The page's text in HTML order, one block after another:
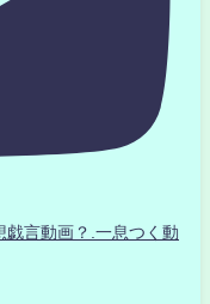
言動画？.一息つく動